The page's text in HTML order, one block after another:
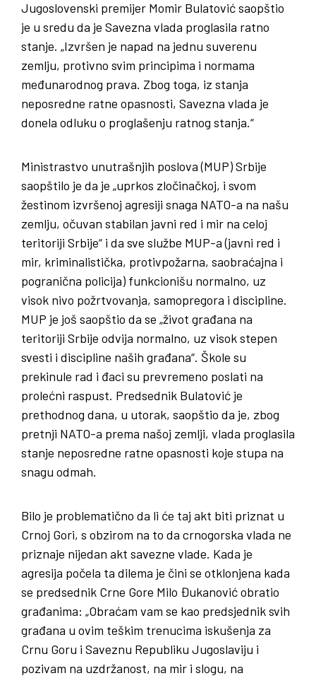
Jugoslovenski premijer Momir Bulatović saopštio
je u sredu da je Savezna vlada proglasila ratno
stanje. „Izvršen je napad na jednu suverenu
zemlju, protivno svim principima i normama
međunarodnog prava. Zbog toga, iz stanja
neposredne ratne opasnosti, Savezna vlada je
donela odluku o proglašenju ratnog stanja.“
Ministrastvo unutrašnjih poslova (MUP) Srbije
saopštilo je da je „uprkos zločinačkoj, i svom
žestinom izvršenoj agresiji snaga NATO-a na našu
zemlju, očuvan stabilan javni red i mir na celoj
teritoriji Srbije“ i da sve službe MUP-a (javni red i
mir, kriminalistička, protivpožarna, saobraćajna i
pogranična policija) funkcionišu normalno, uz
visok nivo požrtvovanja, samopregora i discipline.
MUP je još saopštio da se „život građana na
teritoriji Srbije odvija normalno, uz visok stepen
svesti i discipline naših građana“. Škole su
prekinule rad i đaci su prevremeno poslati na
prolećni raspust. Predsednik Bulatović je
prethodnog dana, u utorak, saopštio da je, zbog
pretnji NATO-a prema našoj zemlji, vlada proglasila
stanje neposredne ratne opasnosti koje stupa na
snagu odmah.
Bilo je problematično da li će taj akt biti priznat u
Crnoj Gori, s obzirom na to da crnogorska vlada ne
priznaje nijedan akt savezne vlade. Kada je
agresija počela ta dilema je čini se otklonjena kada
se predsednik Crne Gore Milo Đukanović obratio
građanima: „Obraćam vam se kao predsjednik svih
građana u ovim teškim trenucima iskušenja za
Crnu Goru i Saveznu Republiku Jugoslaviju i
pozivam na uzdržanost, na mir i slogu, na